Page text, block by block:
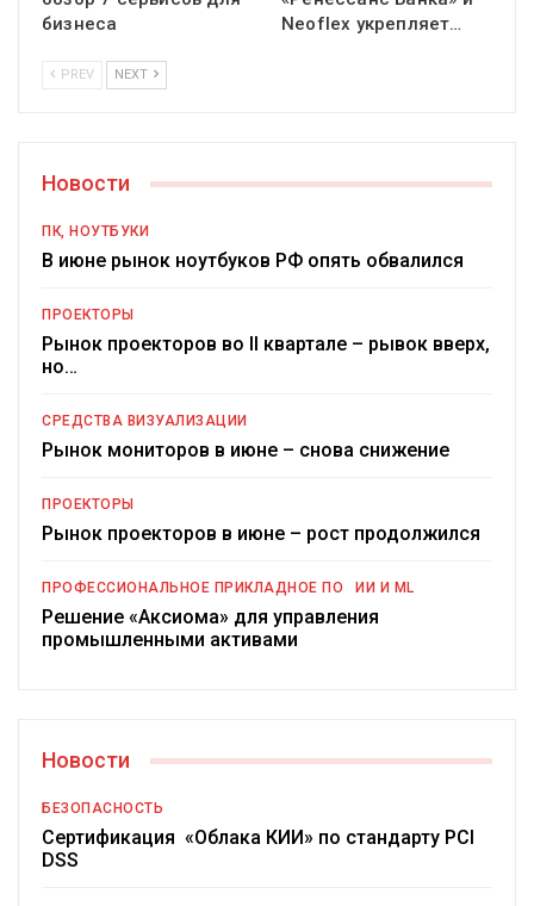
бизнеса
Neoflex укрепляет…
PREV NEXT
Новости
ПК, НОУТБУКИ
В июне рынок ноутбуков РФ опять обвалился
ПРОЕКТОРЫ
Рынок проекторов во II квартале – рывок вверх,
но…
СРЕДСТВА ВИЗУАЛИЗАЦИИ
Рынок мониторов в июне – снова снижение
ПРОЕКТОРЫ
Рынок проекторов в июне – рост продолжился
ПРОФЕССИОНАЛЬНОЕ ПРИКЛАДНОЕ ПО ИИ И ML
Решение «Аксиома» для управления
промышленными активами
Новости
БЕЗОПАСНОСТЬ
Сертификация «Облака КИИ» по стандарту PCI
DSS